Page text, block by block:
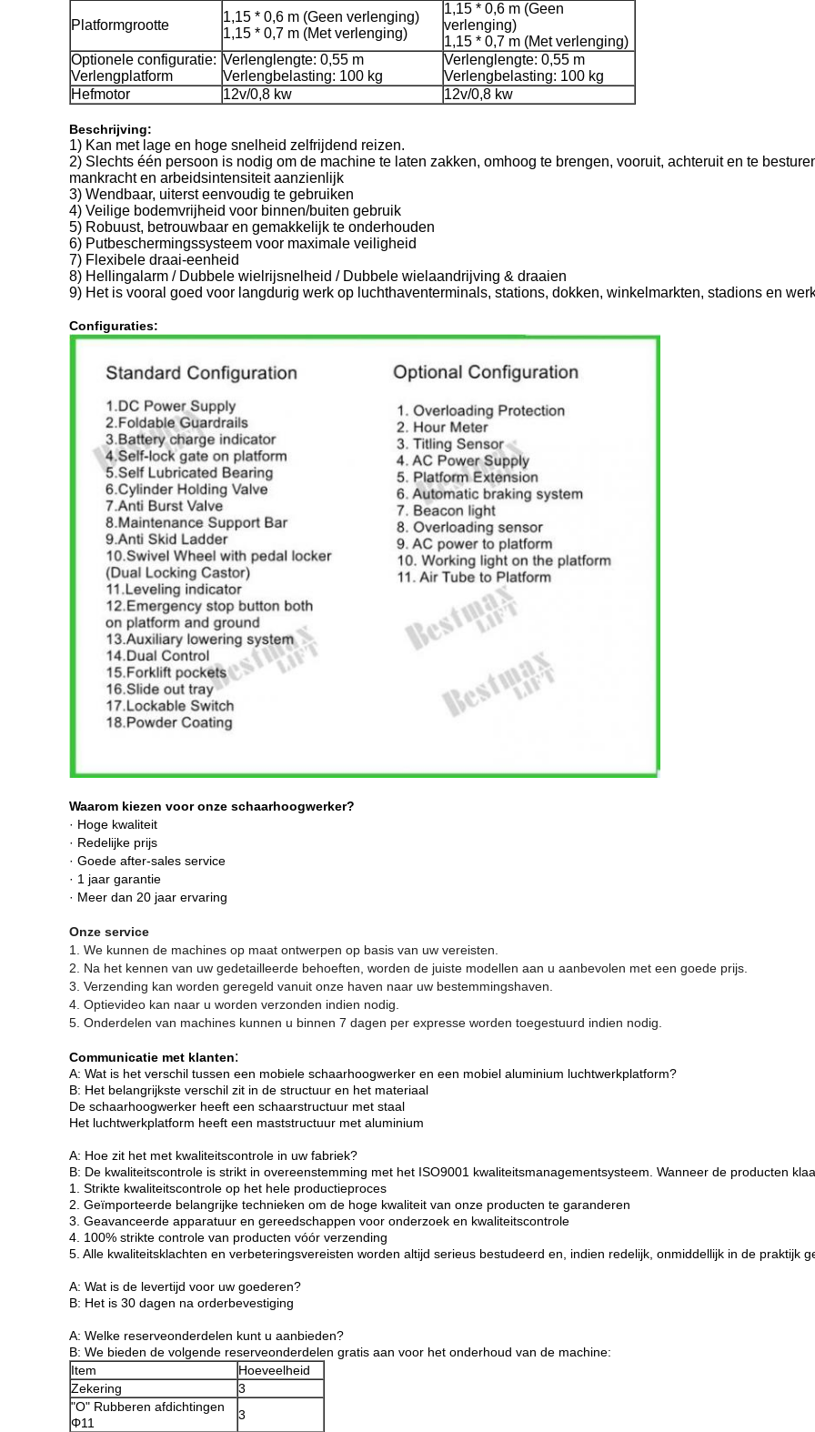
Platformgrootte
1,15 * 0,6 m (Geen verlenging)
1,15 * 0,7 m (Met verlenging)
1,15 * 0,6 m (Geen
verlenging)
1,15 * 0,7 m (Met verlenging)
Optionele configuratie:
Verlengplatform
Verlenglengte: 0,55 m
Verlengbelasting: 100 kg
Verlenglengte: 0,55 m
Verlengbelasting: 100 kg
Hefmotor
12v/0,8 kw 12v/0,8 kw
Beschrijving:
1) Kan met lage en hoge snelheid zelfrijdend reizen.
2) Slechts één persoon is nodig om de machine te laten zakken, omhoog te brengen, vooruit, achteruit en te
mankracht en arbeidsintensiteit aanzienlijk
3) Wendbaar, uiterst eenvoudig te gebruiken
4) Veilige bodemvrijheid voor binnen/buiten gebruik
5) Robuust, betrouwbaar en gemakkelijk te onderhouden
6) Putbeschermingssysteem voor maximale veiligheid
7) Flexibele draai-eenheid
8) Hellingalarm / Dubbele wielrijsnelheid / Dubbele wielaandrijving & draaien
9) Het is vooral goed voor langdurig werk op luchthaventerminals, stations, dokken, winkelmarkten, stadions en
Configuraties:
Waarom kiezen voor onze schaarhoogwerker?
· Hoge kwaliteit
· Redelijke prijs
· Goede after-sales service
· 1 jaar garantie
· Meer dan 20 jaar ervaring
Onze service
1. We kunnen de machines op maat ontwerpen op basis van uw vereisten.
2. Na het kennen van uw gedetailleerde behoeften, worden de juiste modellen aan u aanbevolen met een goede prijs.
3. Verzending kan worden geregeld vanuit onze haven naar uw bestemmingshaven.
4. Optievideo kan naar u worden verzonden indien nodig.
5. Onderdelen van machines kunnen u binnen 7 dagen per expresse worden toegestuurd indien nodig.
Communicatie met klanten:
A: Wat is het verschil tussen een mobiele schaarhoogwerker en een mobiel aluminium luchtwerkplatform?
B: Het belangrijkste verschil zit in de structuur en het materiaal
De schaarhoogwerker heeft een schaarstructuur met staal
Het luchtwerkplatform heeft een maststructuur met aluminium
A: Hoe zit het met kwaliteitscontrole in uw fabriek?
B: De kwaliteitscontrole is strikt in overeenstemming met het ISO9001 kwaliteitsmanagementsysteem. Wanneer de producten
1. Strikte kwaliteitscontrole op het hele productieproces
2. Geïmporteerde belangrijke technieken om de hoge kwaliteit van onze producten te garanderen
3. Geavanceerde apparatuur en gereedschappen voor onderzoek en kwaliteitscontrole
4. 100% strikte controle van producten vóór verzending
5. Alle kwaliteitsklachten en verbeteringsvereisten worden altijd serieus bestudeerd en, indien redelijk, onmiddellijk in de praktijk
A: Wat is de levertijd voor uw goederen?
B: Het is 30 dagen na orderbevestiging
A: Welke reserveonderdelen kunt u aanbieden?
B: We bieden de volgende reserveonderdelen gratis aan voor het onderhoud van de machine:
Item
Hoeveelheid
Zekering
3
"O" Rubberen afdichtingen
Φ11
3